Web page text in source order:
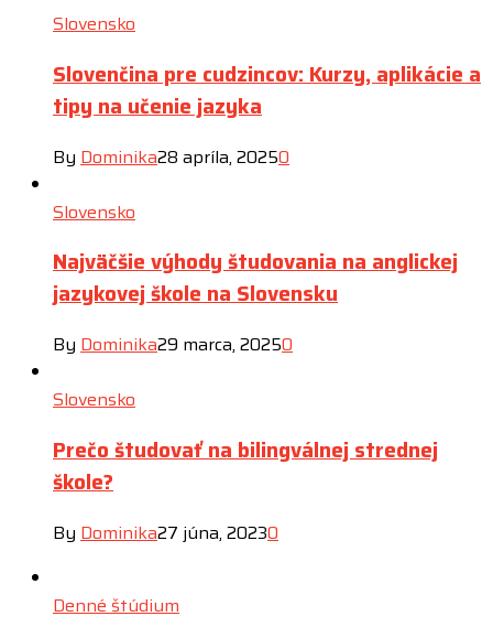
Slovensko
Slovenčina pre cudzincov: Kurzy, aplikácie a
tipy na učenie jazyka
By Dominika28 apríla, 20250
Slovensko
Najväčšie výhody študovania na anglickej
jazykovej škole na Slovensku
By Dominika29 marca, 20250
Slovensko
Prečo študovať na bilingválnej strednej
škole?
By Dominika27 júna, 20230
Denné štúdium